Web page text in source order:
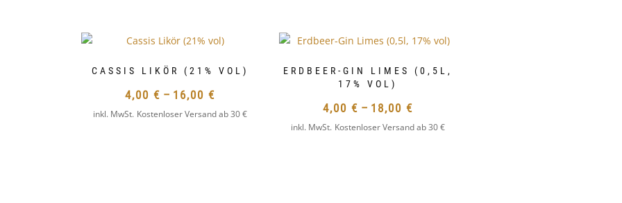
CASSIS LIKÖR (21% VOL)
4,00 € – 16,00 €
inkl. MwSt. Kostenloser Versand ab 30 €DIESES
PRODUKT
ERDBEER-GIN LIMES (0,5L,
17% VOL)
4,00 € – 18,00 €
inkl. MwSt. Kostenloser Versand ab 30 €DIESES